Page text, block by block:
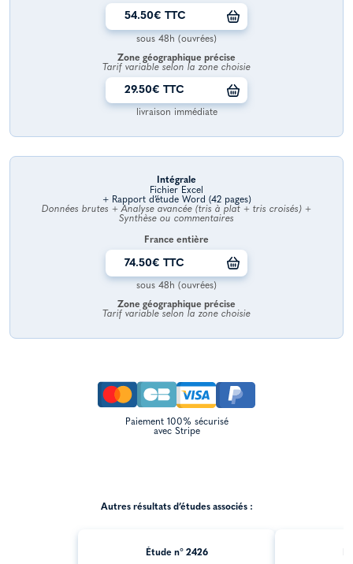
54.50€ TTC
sous 48h (ouvrées)
Zone géographique précise
Tarif variable selon la zone choisie
29.50€ TTC
livraison immédiate
Intégrale
Fichier Excel
+ Rapport d’étude Word (42 pages)
Données brutes + Analyse avancée (tris à plat + tris croisés) +
Synthèse ou commentaires
France entière
74.50€ TTC
sous 48h (ouvrées)
Zone géographique précise
Tarif variable selon la zone choisie
Paiement 100% sécurisé
avec Stripe
Autres résultats d’études associés :
Étude n° 2426